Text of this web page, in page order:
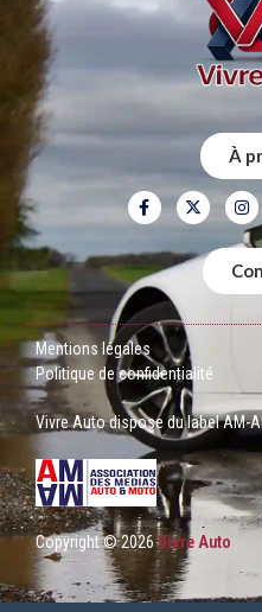
À
Mentions légales
Politique de confidentialité
Vivre Auto dispose du label AM-
Copyright © 2026Vivre Auto